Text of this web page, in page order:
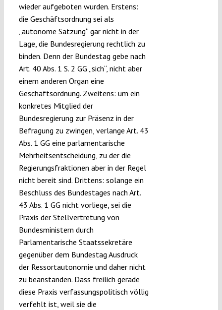
wieder aufgeboten wurden. Erstens:
die Geschäftsordnung sei als
„autonome Satzung“ gar nicht in der
Lage, die Bundesregierung rechtlich zu
binden. Denn der Bundestag gebe nach
Art. 40 Abs. 1 S. 2 GG „sich“, nicht aber
einem anderen Organ eine
Geschäftsordnung. Zweitens: um ein
konkretes Mitglied der
Bundesregierung zur Präsenz in der
Befragung zu zwingen, verlange Art. 43
Abs. 1 GG eine parlamentarische
Mehrheitsentscheidung, zu der die
Regierungsfraktionen aber in der Regel
nicht bereit sind. Drittens: solange ein
Beschluss des Bundestages nach Art.
43 Abs. 1 GG nicht vorliege, sei die
Praxis der Stellvertretung von
Bundesministern durch
Parlamentarische Staatssekretäre
gegenüber dem Bundestag Ausdruck
der Ressortautonomie und daher nicht
zu beanstanden. Dass freilich gerade
diese Praxis verfassungspolitisch völlig
verfehlt ist, weil sie die